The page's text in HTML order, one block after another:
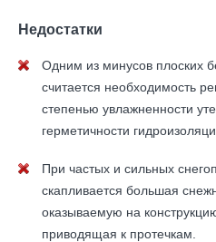
Недостатки
Одним из минусов плоских
считается необходимость
степенью увлажненности
герметичности
При частых и сильных
скапливается большая
оказываемую на
приводящая к протечкам.